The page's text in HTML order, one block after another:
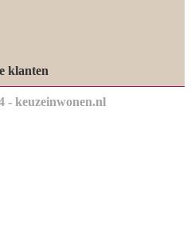
klanten
- keuzeinwonen.nl